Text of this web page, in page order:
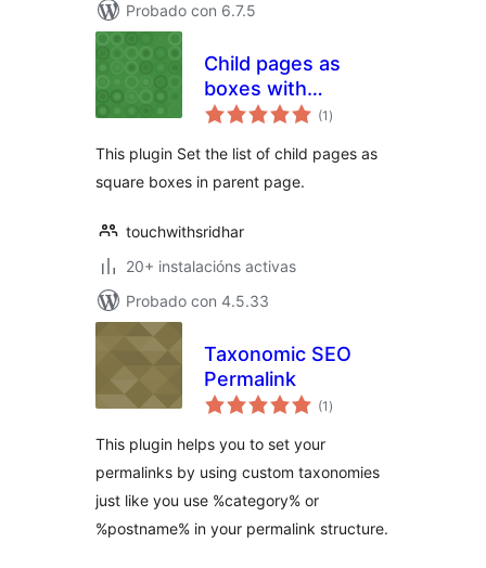
Probado con 6.7.5
Child pages as
boxes with
title,content and
(1 valoracións
totais
)
This plugin Set the list of child pages as
square boxes in parent page.
touchwithsridhar
20+ instalacións activas
Probado con 4.5.33
Taxonomic SEO
Permalink
(1 valoracións
totais
)
This plugin helps you to set your
permalinks by using custom taxonomies
just like you use %category% or
%postname% in your permalink structure.